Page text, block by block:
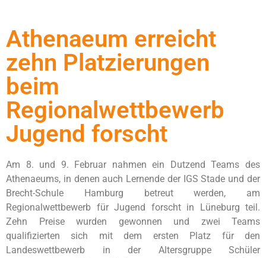
Athenaeum erreicht
zehn Platzierungen
beim
Regionalwettbewerb
Jugend forscht
Am 8. und 9. Februar nahmen ein Dutzend Teams des
Athenaeums, in denen auch Lernende der IGS Stade und der
Brecht-Schule Hamburg betreut werden, am
Regionalwettbewerb für Jugend forscht in Lüneburg teil.
Zehn Preise wurden gewonnen und zwei Teams
qualifizierten sich mit dem ersten Platz für den
Landeswettbewerb in der Altersgruppe Schüler